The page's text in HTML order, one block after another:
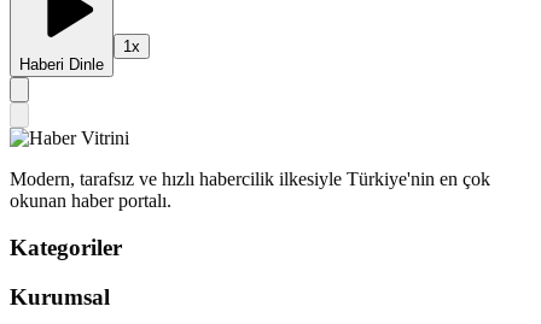
Haberi Dinle
1x
Modern, tarafsız ve hızlı habercilik ilkesiyle Türkiye'nin en çok
okunan haber portalı.
Kategoriler
Kurumsal